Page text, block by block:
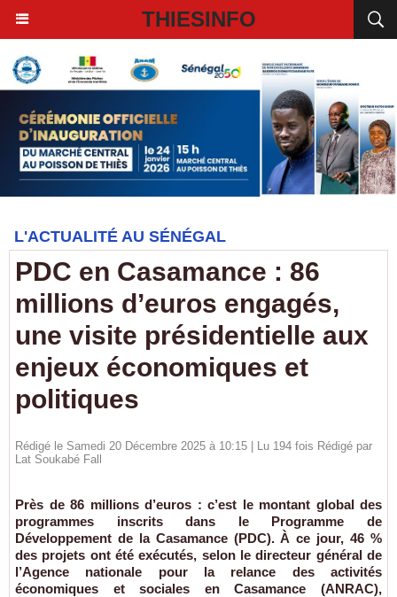
THIESINFO
L'ACTUALITÉ AU SÉNÉGAL
PDC en Casamance : 86
millions d’euros engagés,
une visite présidentielle aux
enjeux économiques et
politiques
Rédigé le Samedi 20 Décembre 2025 à 10:15 | Lu 194 fois Rédigé par
Lat Soukabé Fall
Près de 86 millions d’euros : c’est le montant global des
programmes inscrits dans le Programme de
Développement de la Casamance (PDC). À ce jour, 46 %
des projets ont été exécutés, selon le directeur général de
l’Agence nationale pour la relance des activités
économiques et sociales en Casamance (ANRAC),